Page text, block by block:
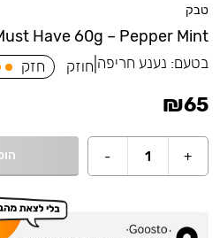
טבק
Have 60g – Pepper Mint
בטעם: נענע חריפה חוזק חזק
₪65
+
1
-